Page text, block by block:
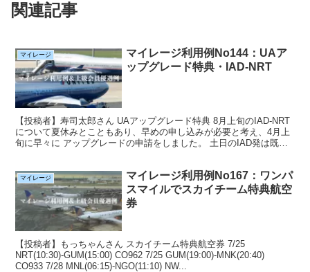
関連記事
マイレージ
マイレージ利用例No144：UAア
ップグレード特典・IAD-NRT
【投稿者】寿司太郎さん UAアップグレード特典 8月上旬のIAD-NRT
について夏休みとこともあり、早めの申し込みが必要と考え、4月上
旬に早々に アップグレードの申請をしました。 土日のIAD発は既に
マイレージ
マイレージ利用例No167：ワンパ
スマイルでスカイチーム特典航空
券
【投稿者】もっちゃんさん スカイチーム特典航空券 7/25
NRT(10:30)-GUM(15:00) CO962 7/25 GUM(19:00)-MNK(20:40)
CO933 7/28 MNL(06:15)-NGO(11:10) NW...